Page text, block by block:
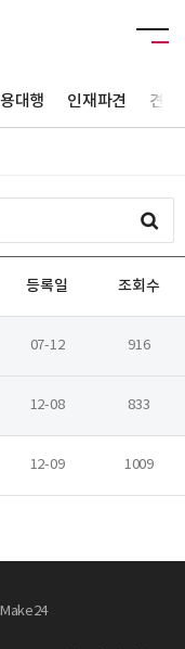
대행 인재파견 견적
등록일 조회수
07-12 916
12-08 833
12-09 1009
Make24